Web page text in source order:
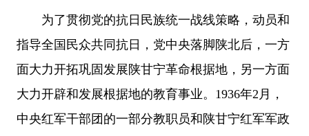
为了贯彻党的抗日民族统一战线策略，动员和
指导全国民众共同抗日，党中央落脚陕北后，一方
面大力开拓巩固发展陕甘宁革命根据地，另一方面
大力开辟和发展根据地的教育事业。1936年2月，
中央红军干部团的一部分教职员和陕甘宁红军军政